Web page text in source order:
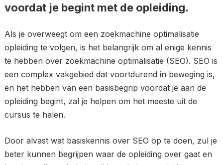
voordat je begint met de opleiding.
Als je overweegt om een zoekmachine optimalisatie
opleiding te volgen, is het belangrijk om al enige kennis
te hebben over zoekmachine optimalisatie (SEO). SEO is
een complex vakgebied dat voortdurend in beweging is,
en het hebben van een basisbegrip voordat je aan de
opleiding begint, zal je helpen om het meeste uit de
cursus te halen.
Door alvast wat basiskennis over SEO op te doen, zul je
beter kunnen begrijpen waar de opleiding over gaat en